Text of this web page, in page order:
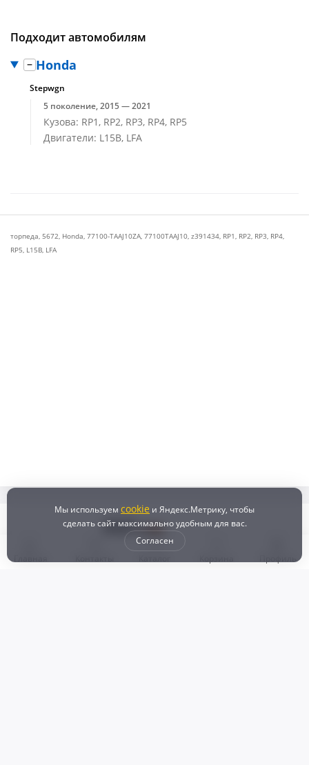
Подходит автомобилям
Honda
Stepwgn
5 поколение, 2015 — 2021
Кузова: RP1, RP2, RP3, RP4, RP5
Двигатели: L15B, LFA
торпеда, 5672, Honda, 77100-TAAJ10ZA, 77100TAAJ10, z391434, RP1, RP2, RP3, RP4,
RP5, L15B, LFA
Мы используем cookie и Яндекс.Метрику, чтобы
сделать сайт максимально удобным для вас.
Согласен